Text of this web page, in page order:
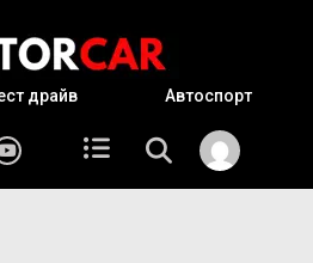
драйв Автоспорт